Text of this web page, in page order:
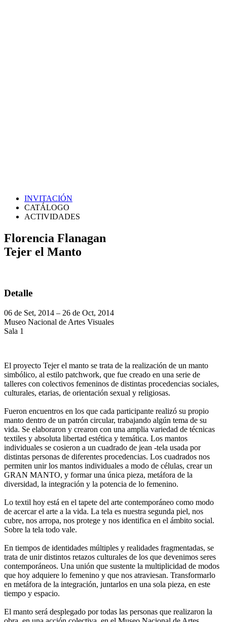
INVITACIÓN
CATÁLOGO
ACTIVIDADES
Florencia Flanagan
Tejer el Manto
Detalle
06 de Set, 2014 – 26 de Oct, 2014
Museo Nacional de Artes Visuales
Sala 1
El proyecto Tejer el manto se trata de la realización de un manto
simbólico, al estilo patchwork, que fue creado en una serie de
talleres con colectivos femeninos de distintas procedencias sociales,
culturales, etarias, de orientación sexual y religiosas.
Fueron encuentros en los que cada participante realizó su propio
manto dentro de un patrón circular, trabajando algún tema de su
vida. Se elaboraron y crearon con una amplia variedad de técnicas
textiles y absoluta libertad estética y temática. Los mantos
individuales se cosieron a un cuadrado de jean -tela usada por
distintas personas de diferentes procedencias. Los cuadrados nos
permiten unir los mantos individuales a modo de células, crear un
GRAN MANTO, y formar una única pieza, metáfora de la
diversidad, la integración y la potencia de lo femenino.
Lo textil hoy está en el tapete del arte contemporáneo como modo
de acercar el arte a la vida. La tela es nuestra segunda piel, nos
cubre, nos arropa, nos protege y nos identifica en el ámbito social.
Sobre la tela todo vale.
En tiempos de identidades múltiples y realidades fragmentadas, se
trata de unir distintos retazos culturales de los que devenimos seres
contemporáneos. Una unión que sustente la multiplicidad de modos
que hoy adquiere lo femenino y que nos atraviesan. Transformarlo
en metáfora de la integración, juntarlos en una sola pieza, en este
tiempo y espacio.
El manto será desplegado por todas las personas que realizaron la